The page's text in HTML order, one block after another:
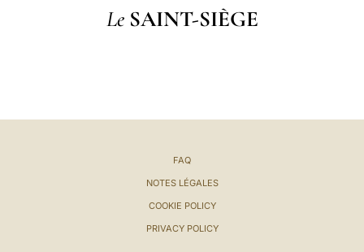
Le SAINT-SIÈGE
FAQ
NOTES LÉGALES
COOKIE POLICY
PRIVACY POLICY